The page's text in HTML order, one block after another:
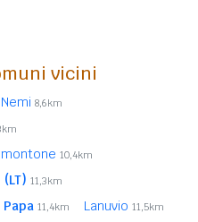
vicini
Nemi 8,6km
10,4km
(LT) 11,3km
11,4km Lanuvio 11,5km